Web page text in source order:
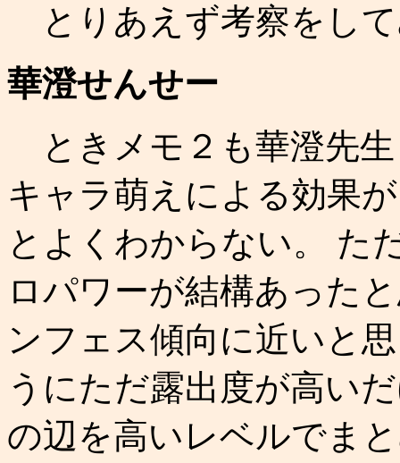
とりあえず考察をし
華澄せんせー
ときメモ２も華澄先
キャラ萌えによる効果
とよくわからない。 た
ロパワーが結構あった
ンフェス傾向に近いと
うにただ露出度が高い
の辺を高いレベルでま